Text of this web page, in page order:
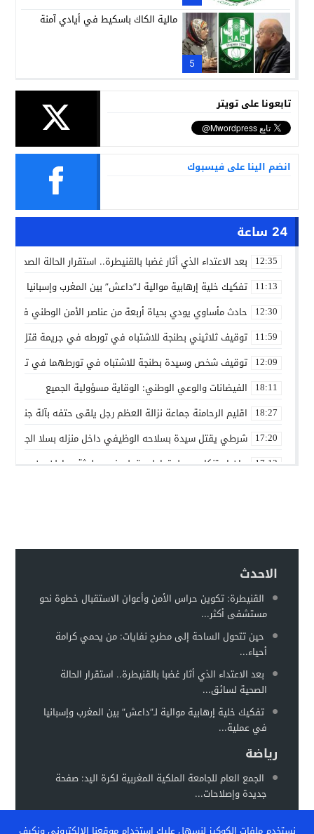
5
مالية الكاك باسكيط في أيادي آمنة
تابعونا على تويتر
انضم الينا على فيسبوك
24 ساعة
12:35 بعد الاعتداء الذي أثار غضبا بالقنيطرة.. استقرار الحالة
11:13 تفكيك خلية إرهابية موالية لـ”داعش” بين المغرب وإسبانيا في
12:30 حادث مأساوي يودي بحياة أربعة من عناصر الأمن الوطني في
11:59 توقيف ثلاثيني بطنجة للاشتباه في تورطه في جريمة قتل
12:09 توقيف شخص وسيدة بطنجة للاشتباه في تورطهما في تزوير
18:11 الفيضانات والوعي الوطني: الوقاية مسؤولية الجميع
18:27 اقليم الرحامنة جماعة نزالة العظم رجل يلقى حتفه بآلة جني
17:20 شرطي يقتل سيدة بسلاحه الوظيفي داخل منزله بسلا الجديدة
17:13 بيان استنكاري حول تداول مقطع فيديو لجثة مواطن من
هيئة الدفاع تثير حيثية التقادم لإسقاط تهمة النصب عن محمد
سيارة مجهولة تثير استنفارًا أمنيًا بحي الفوركي تابريكت – سلا
12:31 الغموض يلف حريقا في مركز صحي
الاحدث
القنيطرة: تكوين حراس الأمن وأعوان الاستقبال خطوة نحو
مستشفى أكثر...
حين تتحول الساحة إلى مطرح نفايات: من يحمي كرامة
أحياء...
بعد الاعتداء الذي أثار غضبا بالقنيطرة.. استقرار الحالة
الصحية لسائق...
تفكيك خلية إرهابية موالية لـ”داعش” بين المغرب وإسبانيا
في عملية...
رياضة
الجمع العام للجامعة الملكية المغربية لكرة اليد: صفحة
جديدة وإصلاحات...